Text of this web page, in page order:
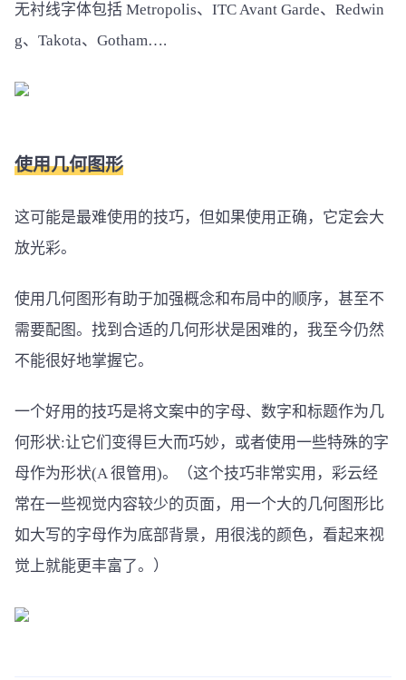
无衬线字体包括 Metropolis、ITC Avant Garde、Redwin
g、Takota、Gotham….
使用几何图形
这可能是最难使用的技巧，但如果使用正确，它定会大
放光彩。
使用几何图形有助于加强概念和布局中的顺序，甚至不
需要配图。找到合适的几何形状是困难的，我至今仍然
不能很好地掌握它。
一个好用的技巧是将文案中的字母、数字和标题作为几
何形状:让它们变得巨大而巧妙，或者使用一些特殊的字
母作为形状(A 很管用)。（这个技巧非常实用，彩云经
常在一些视觉内容较少的页面，用一个大的几何图形比
如大写的字母作为底部背景，用很浅的颜色，看起来视
觉上就能更丰富了。）